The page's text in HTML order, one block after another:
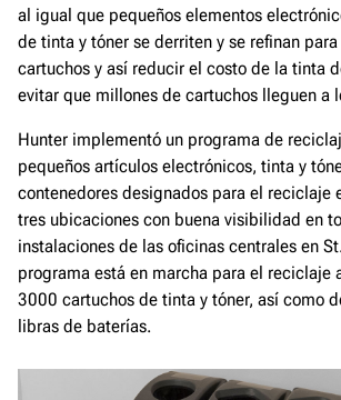
al igual que pequeños elementos
de tinta y tóner se derriten y se refinan
cartuchos y así reducir el costo de la tinta
evitar que millones de cartuchos lleguen a
Hunter implementó un programa de
pequeños artículos electrónicos, tinta y
contenedores designados para el reciclaje
tres ubicaciones con buena visibilidad en
instalaciones de las oficinas centrales en
programa está en marcha para el reciclaje
3000 cartuchos de tinta y tóner, así como
libras de baterías.